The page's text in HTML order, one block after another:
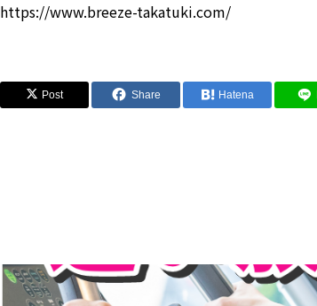
https://www.breeze-takatuki.com/
Post Share Hatena